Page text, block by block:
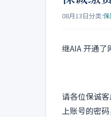
08月13日分类:
继AIA 开通了
请各位保诚
上账号的密